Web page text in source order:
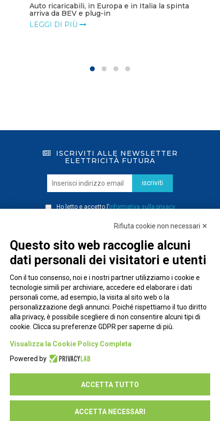
Auto ricaricabili, in Europa e in Italia la spinta
arriva da BEV e plug-in
LEGGI DI PIÙ
ISCRIVITI ALLE NEWSLETTER
ELETTRICITÀ FUTURA
iscriviti
Ho letto e accetto l’informativa sulla privacy
Piazza Alessandria, 24 - 00198 Roma
Privacy Policy
Seguici su:
Rifiuta cookie non necessari ✕
Questo sito web raccoglie alcuni
dati personali dei visitatori e utenti
Con il tuo consenso, noi e i nostri partner utilizziamo i cookie e
tecnologie simili per archiviare, accedere ed elaborare i dati
personali come, ad esempio, la visita al sito web o la
personalizzazione degli annunci. Poiché rispettiamo il tuo diritto
alla privacy, è possibile scegliere di non consentire alcuni tipi di
cookie. Clicca su preferenze GDPR per saperne di più.
Visualizza la Cookie Policy Completa
Powered by
ACCETTA TUTTO
ACCETTA NECESSARI